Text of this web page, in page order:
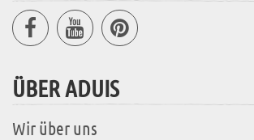
ÜBER ADUIS
Wir über uns